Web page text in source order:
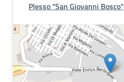
Plesso "San Giovanni Bosco"